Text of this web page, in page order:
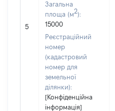
5
Загальна
площа (м2):
15000
Реєстраційний
номер
(кадастровий
номер для
земельної
ділянки):
[Конфіденційна
інформація]